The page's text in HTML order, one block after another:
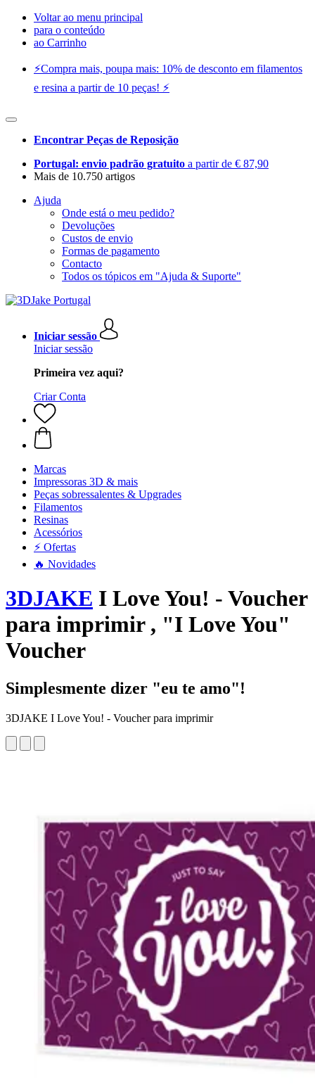
Voltar ao menu principal
para o conteúdo
ao Carrinho
⚡️Compra mais, poupa mais: 10% de desconto em filamentos
e resina a partir de 10 peças! ⚡️
Encontrar Peças de Reposição
Portugal: envio padrão gratuito a partir de € 87,90
Mais de 10.750 artigos
Ajuda
Onde está o meu pedido?
Devoluções
Custos de envio
Formas de pagamento
Contacto
Todos os tópicos em "Ajuda & Suporte"
Iniciar sessão
Iniciar sessão
Primeira vez aqui?
Criar Conta
Marcas
Impressoras 3D & mais
Peças sobressalentes & Upgrades
Filamentos
Resinas
Acessórios
⚡ Ofertas
🔥 Novidades
3DJAKE I Love You! - Voucher
para imprimir , "I Love You"
Voucher
Simplesmente dizer "eu te amo"!
3DJAKE I Love You! - Voucher para imprimir